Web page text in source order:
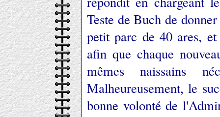
Teste de Buch de
petit parc de 40 ares,
afin que chaque
mêmes naissains
Malheureusement, le
bonne volonté de